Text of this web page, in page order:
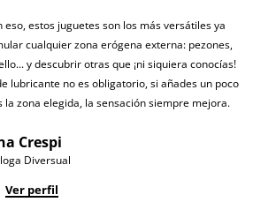
Paquete discreto y sin distintivos
3 años de garantía
El martes 11 de agosto (fecha estimada)
eso, estos juguetes son los más versátiles ya
cualquier zona erógena externa: pezones,
y descubrir otras que ¡ni siquiera conocías!
lubricante no es obligatorio, si añades un poco
zona elegida, la sensación siempre mejora.
Crespi
Diversual
Ver perfil